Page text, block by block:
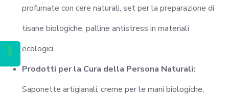
profumate con cere naturali, set per la preparazione di
tisane biologiche, palline antistress in materiali
ecologici.
Prodotti per la Cura della Persona Naturali:
Saponette artigianali, creme per le mani biologiche,